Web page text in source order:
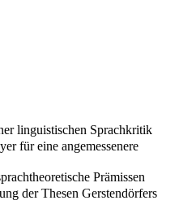
linguistischen Sprachkritik
für eine angemessenere
Prämissen
der Thesen Gerstendörfers